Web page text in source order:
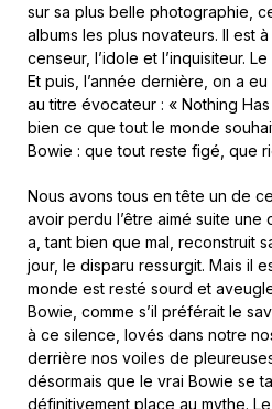
sur sa plus belle photographie,
albums les plus novateurs. Il est
censeur, l’idole et l’inquisiteur.
Et puis, l’année dernière, on a
au titre évocateur : « Nothing
bien ce que tout le monde
Bowie : que tout reste figé, que
Nous avons tous en tête un de
avoir perdu l’être aimé suite
a, tant bien que mal, reconstruit
jour, le disparu ressurgit. Mais il
monde est resté sourd et
Bowie, comme s’il préférait le
à ce silence, lovés dans notre
derrière nos voiles de
désormais que le vrai Bowie se
définitivement place au mythe.